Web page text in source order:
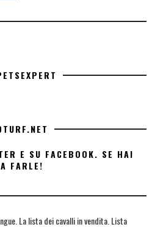
E SU FACEBOOK. SE HAI
FARLE!
La lista dei cavalli in vendita. Lista